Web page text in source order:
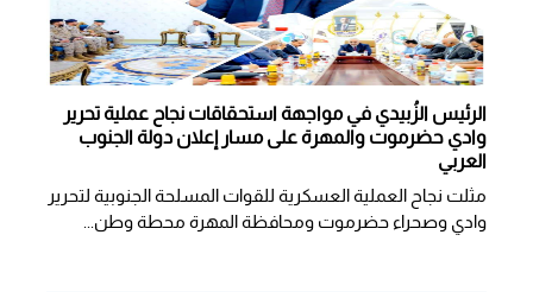
الرئيس الزُبيدي في مواجهة استحقاقات نجاح عملية تحرير
وادي حضرموت والمهرة على مسار إعلان دولة الجنوب
العربي
مثلت نجاح العملية العسكرية للقوات المسلحة الجنوبية لتحرير
وادي وصحراء حضرموت ومحافظة المهرة محطة وطن...